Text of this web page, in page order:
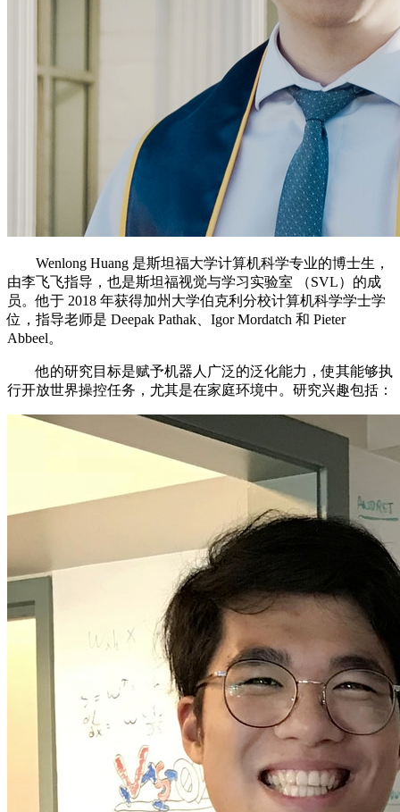
Wenlong Huang 是斯坦福大学计算机科学专业的博士生，
由李飞飞指导，也是斯坦福视觉与学习实验室 （SVL）的成
员。他于 2018 年获得加州大学伯克利分校计算机科学学士学
位，指导老师是 Deepak Pathak、Igor Mordatch 和 Pieter
Abbeel。
他的研究目标是赋予机器人广泛的泛化能力，使其能够执
行开放世界操控任务，尤其是在家庭环境中。研究兴趣包括：